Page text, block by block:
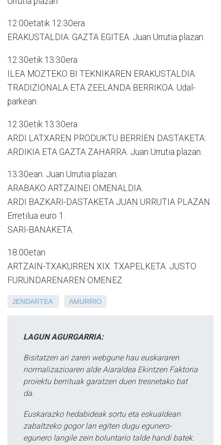
12:00etatik 12:30era
ERAKUSTALDIA: GAZTA EGITEA. Juan Urrutia plazan.
12:30etik 13:30era
ILEA MOZTEKO BI TEKNIKAREN ERAKUSTALDIA:
TRADIZIONALA ETA ZEELANDA BERRIKOA. Udal-
parkean.
12:30etik 13:30era
ARDI LATXAREN PRODUKTU BERRIEN DASTAKETA:
ARDIKIA ETA GAZTA ZAHARRA. Juan Urrutia plazan.
13:30ean. Juan Urrutia plazan.
ARABAKO ARTZAINEI OMENALDIA.
ARDI BAZKARI-DASTAKETA JUAN URRUTIA PLAZAN
Erretilua euro 1.
SARI-BANAKETA.
18:00etan
ARTZAIN-TXAKURREN XIX. TXAPELKETA. JUSTO
FURUNDARENAREN OMENEZ
JENDARTEA AMURRIO
LAGUN AGURGARRIA:
Bisitatzen ari zaren webgune hau euskararen
normalizazioaren alde Aiaraldea Ekintzen Faktoria
proiektu berrituak garatzen duen tresnetako bat
da.
Euskarazko hedabideak sortu eta eskualdean
zabaltzeko gogor lan egiten dugu egunero-
egunero langile zein boluntario talde handi batek.